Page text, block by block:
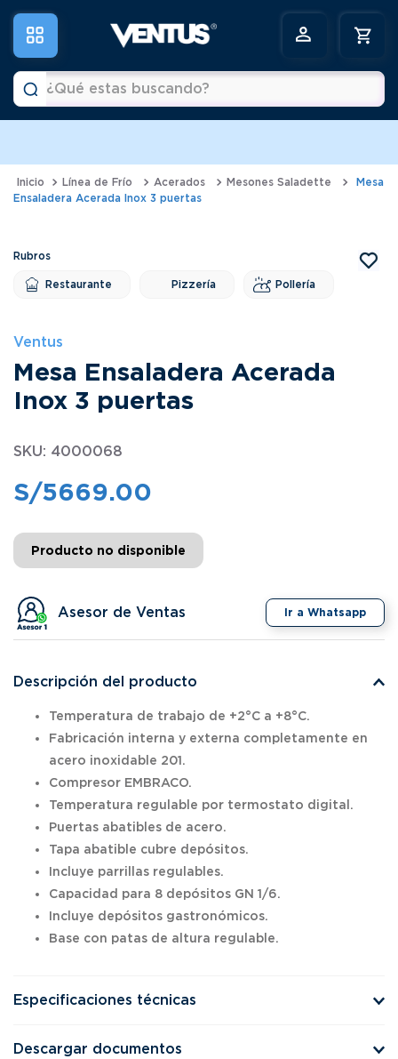
¿Qué estas buscando?
Línea de Frío Acerados Mesones Saladette
Mesa
Ensaladera Acerada Inox 3 puertas
Restaurante Pizzería Pollería
Ventus
Mesa Ensaladera Acerada
Inox 3 puertas
SKU: 4000068
S/5669.00
Producto no disponible
Asesor de Ventas Ir a Whatsapp
Descripción del producto
Temperatura de trabajo de +2°C a +8°C.
Fabricación interna y externa completamente en
acero inoxidable 201.
Compresor EMBRACO.
Temperatura regulable por termostato digital.
Puertas abatibles de acero.
Tapa abatible cubre depósitos.
Incluye parrillas regulables.
Capacidad para 8 depósitos GN 1/6.
Incluye depósitos gastronómicos.
Base con patas de altura regulable.
Especificaciones técnicas
Descargar documentos
1.
horno
6